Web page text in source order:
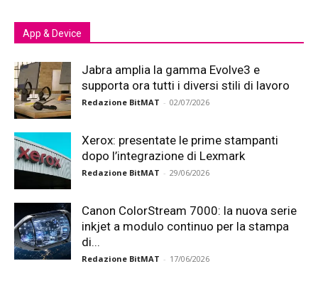
App & Device
Jabra amplia la gamma Evolve3 e
supporta ora tutti i diversi stili di lavoro
Redazione BitMAT - 02/07/2026
Xerox: presentate le prime stampanti
dopo l’integrazione di Lexmark
Redazione BitMAT - 29/06/2026
Canon ColorStream 7000: la nuova serie
inkjet a modulo continuo per la stampa
di...
Redazione BitMAT - 17/06/2026